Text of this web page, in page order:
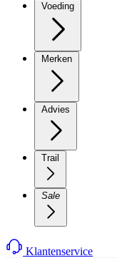
Voeding
Merken
Advies
Trail
Sale
Klantenservice